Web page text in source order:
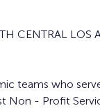
CENTRAL LOS
teams who
Non - Profit